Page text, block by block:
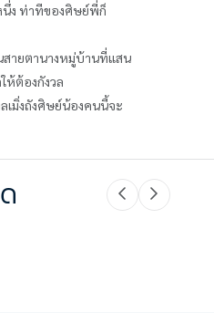
นึ่ง ท่าทีของศิษย์พี่ก็
สายตานางหมู่บ้านที่แสน
ห้ต้องกังวล
เมิ่งถังศิษย์น้องคนนี้จะ